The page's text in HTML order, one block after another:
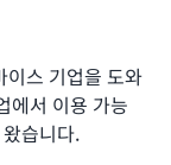
이스 기업을 도와
에서 이용 가능
습니다.